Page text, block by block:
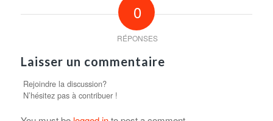
0
RÉPONSES
Laisser un commentaire
Rejoindre la discussion?
N’hésitez pas à contribuer !